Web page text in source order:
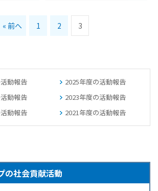
« 前へ 1 2 3
動報告
2025年度の活動報告
動報告
2023年度の活動報告
動報告
2021年度の活動報告
の社会貢献活動